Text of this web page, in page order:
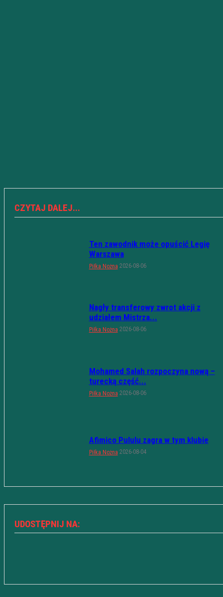
CZYTAJ DALEJ...
Ten zawodnik może opuścić Legię
Warszawa
Piłka Nożna 2026-08-06
Nagły transferowy zwrot akcji z
udziałem Mistrza...
Piłka Nożna 2026-08-06
Mohamed Salah rozpoczyna nową –
turecką część...
Piłka Nożna 2026-08-06
Afimico Pululu zagra w tym klubie
Piłka Nożna 2026-08-04
UDOSTĘPNIJ NA: